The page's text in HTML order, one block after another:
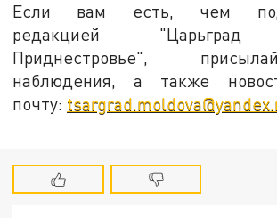
Если вам есть, чем
редакцией "Царьград
Приднестровье",
наблюдения, а также
почту: